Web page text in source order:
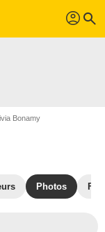
profil search
Bonamy
Photos